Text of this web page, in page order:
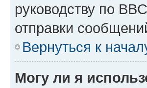
руководству по
отправки
Вернуться к
Могу ли я